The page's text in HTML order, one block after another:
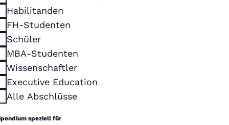
Habilitanden
FH-Studenten
Schüler
MBA-Studenten
Wissenschaftler
Executive Education
Alle Abschlüsse
speziell für